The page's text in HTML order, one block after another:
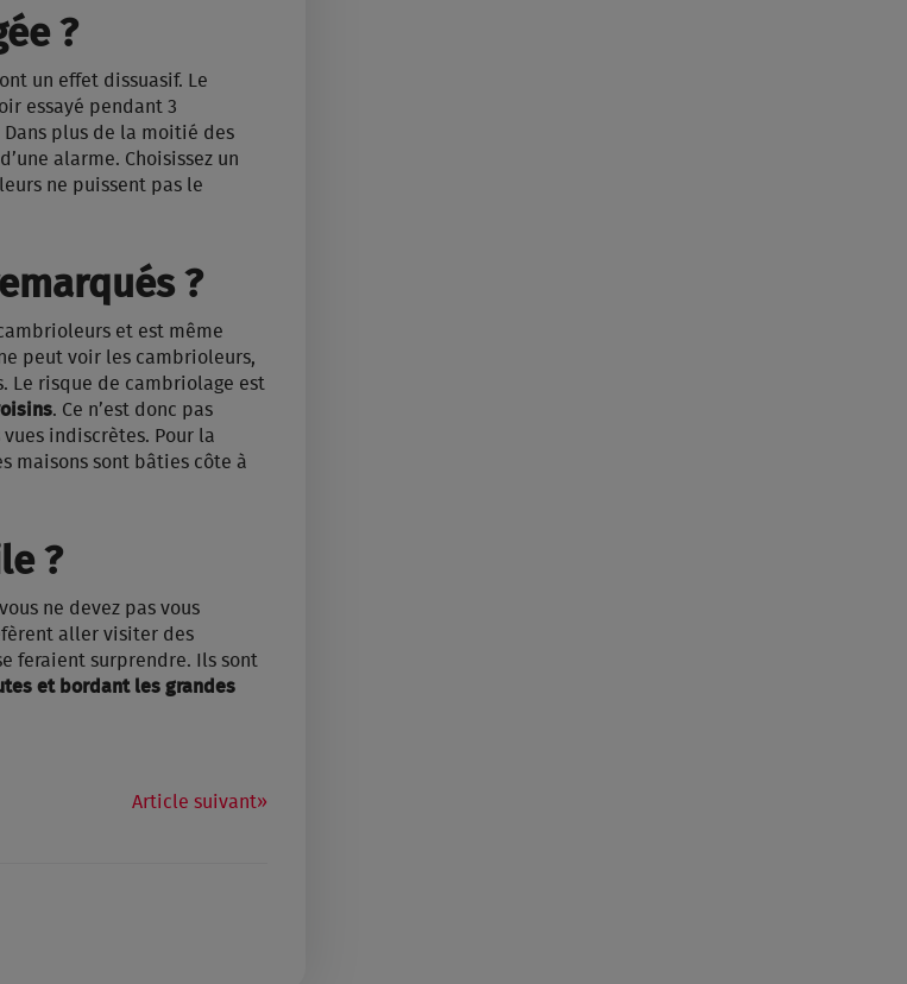
?
ont un effet dissuasif. Le
essayé pendant 3
plus de la moitié des
alarme. Choisissez un
ne puissent pas le
?
et est même
peut voir les cambrioleurs,
Le risque de cambriolage est
. Ce n’est donc pas
indiscrètes. Pour la
maisons sont bâties côte à
?
ne devez pas vous
aller visiter des
feraient surprendre. Ils sont
et bordant les grandes
Article suivant